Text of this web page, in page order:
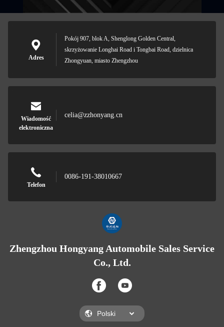
Adres
Pokój 907, blok A, Shenglong Golden Central,
skrzyżowanie Longhai Road i Tongbai Road, dzielnica
Zhongyuan, miasto Zhengzhou
Wiadomość
elektroniczna
celia@zzhonyang.cn
Telefon
0086-191-38010667
Zhengzhou Hongyang Automobile Sales Service
Co., Ltd.